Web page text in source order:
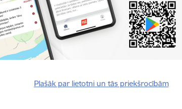
Plašāk par lietotni un tās priekšrocībām